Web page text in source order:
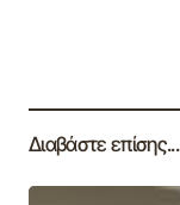
Διαβάστε επίσης...